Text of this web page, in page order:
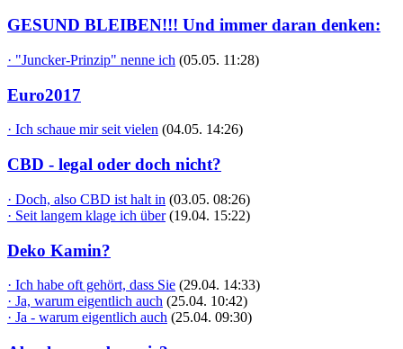
GESUND BLEIBEN!!! Und immer daran denken:
· "Juncker-Prinzip" nenne ich (05.05. 11:28)
Euro2017
· Ich schaue mir seit vielen (04.05. 14:26)
CBD - legal oder doch nicht?
· Doch, also CBD ist halt in (03.05. 08:26)
· Seit langem klage ich über (19.04. 15:22)
Deko Kamin?
· Ich habe oft gehört, dass Sie (29.04. 14:33)
· Ja, warum eigentlich auch (25.04. 10:42)
· Ja - warum eigentlich auch (25.04. 09:30)